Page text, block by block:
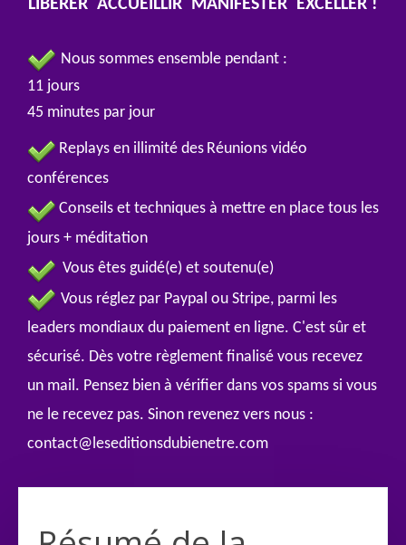
LIBÉRER ACCUEILLIR MANIFESTER EXCELLER !
Nous sommes ensemble pendant :
11 jours
45 minutes par jour
Replays en illimité des Réunions vidéo
conférences
Conseils et techniques à mettre en place tous les
jours + méditation
Vous êtes guidé(e) et soutenu(e)
Vous réglez par Paypal ou Stripe, parmi les
leaders mondiaux du paiement en ligne. C'est sûr et
sécurisé. Dès votre règlement finalisé vous recevez
un mail. Pensez bien à vérifier dans vos spams si vous
ne le recevez pas. Sinon revenez vers nous :
contact@leseditionsdubienetre.com